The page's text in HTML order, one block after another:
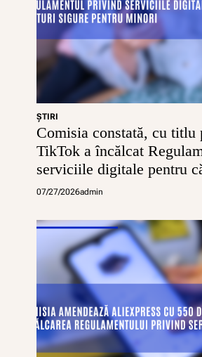
ŞTIRI
Comisia constată, cu titlu
TikTok a încălcat
serviciile digitale pentru
conturi sigure pentru minori
07/27/2026admin